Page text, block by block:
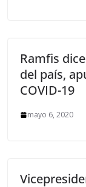
Ramfis
del país,
COVID-19
mayo 6, 2020